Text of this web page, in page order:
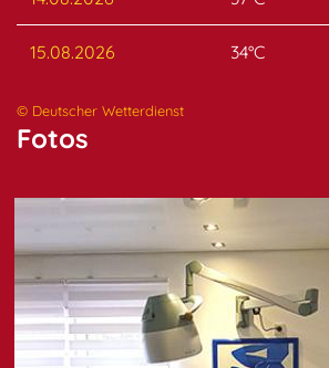
15.08.2026 34°C
© Deutscher Wetterdienst
Fotos